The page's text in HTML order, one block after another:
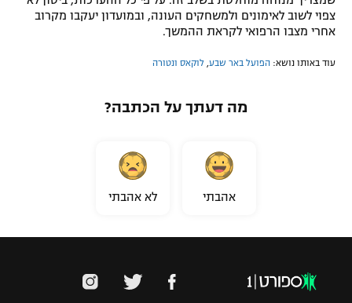
צפוי לשוב לאימונים ולמשחקים העונה, ובמועדון יעקבו מקרוב
אחרי מצבו הרפואי לקראת ההמשך.
עוד באותו נושא: הפועל באר שבע, לוקאס ונטורה
מה דעתך על הכתבה?
אהבתי לא אהבתי